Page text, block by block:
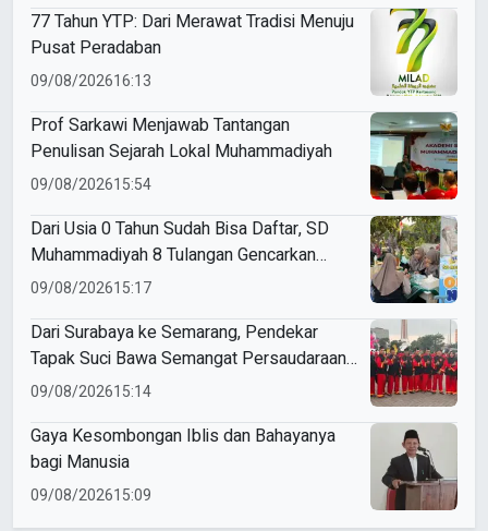
77 Tahun YTP: Dari Merawat Tradisi Menuju
Pusat Peradaban
09/08/202616:13
Prof Sarkawi Menjawab Tantangan
Penulisan Sejarah Lokal Muhammadiyah
09/08/202615:54
Dari Usia 0 Tahun Sudah Bisa Daftar, SD
Muhammadiyah 8 Tulangan Gencarkan
SPMB
09/08/202615:17
Dari Surabaya ke Semarang, Pendekar
Tapak Suci Bawa Semangat Persaudaraan
di Muktamar XVI
09/08/202615:14
Gaya Kesombongan Iblis dan Bahayanya
bagi Manusia
09/08/202615:09